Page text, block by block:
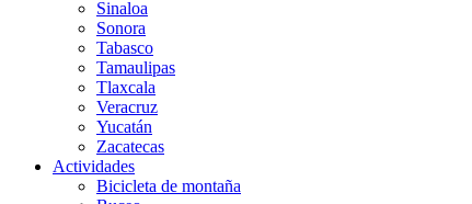
Sinaloa
Sonora
Tabasco
Tamaulipas
Tlaxcala
Veracruz
Yucatán
Zacatecas
Actividades
Bicicleta de montaña